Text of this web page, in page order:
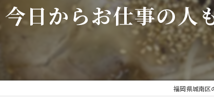
今日からお仕事の人
福岡県城南区